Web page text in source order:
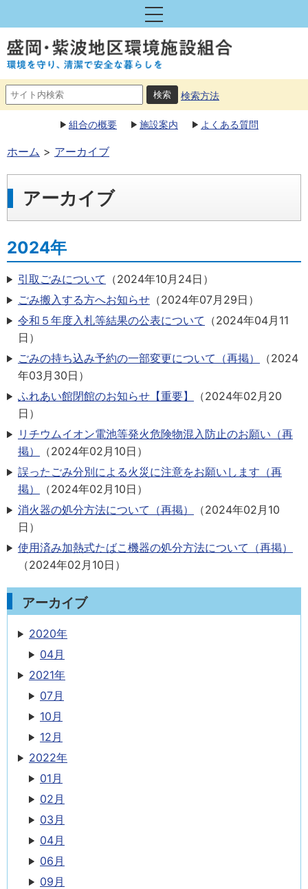
検索方法
組合の概要 施設案内 よくある質問
ホーム アーカイブ
アーカイブ
2024年
引取ごみについて （2024年10月24日 ）
ごみ搬入する方へお知らせ （2024年07月29日 ）
令和５年度入札等結果の公表について （2024年04月11
日 ）
ごみの持ち込み予約の一部変更について（再掲）
（2024
年03月30日 ）
ふれあい館閉館のお知らせ【重要】
（2024年02月20
日 ）
リチウムイオン電池等発火危険物混入防止のお願い（再
掲）
（2024年02月10日 ）
誤ったごみ分別による火災に注意をお願いします（再
掲）
（2024年02月10日 ）
消火器の処分方法について（再掲）
（2024年02月10
日 ）
使用済み加熱式たばこ機器の処分方法について（再掲）
（2024年02月10日 ）
アーカイブ
2020年
04月
2021年
07月
10月
12月
2022年
01月
02月
03月
04月
06月
09月